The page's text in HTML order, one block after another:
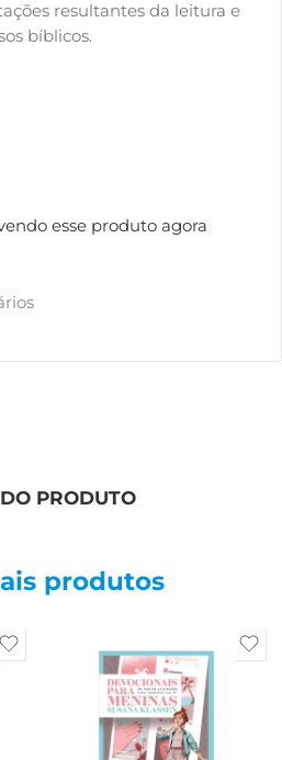
resultantes da leitura e
bíblicos.
esse produto agora
PRODUTO
produtos